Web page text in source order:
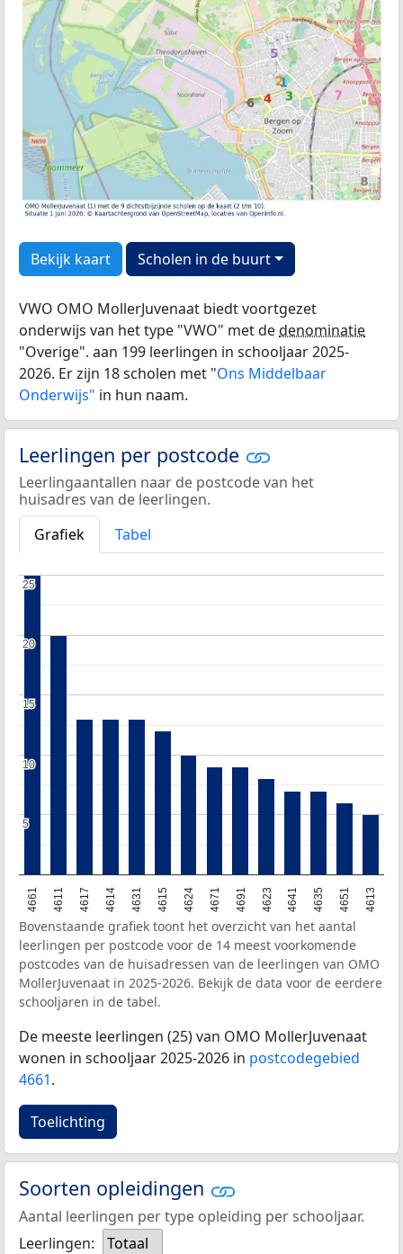
Bekijk kaart Scholen in de buurt
VWO OMO MollerJuvenaat biedt voortgezet
onderwijs van het type "VWO" met dedenominatie
"Overige". aan 199 leerlingen in schooljaar 2025-
2026. Er zijn 18 scholen met "Ons Middelbaar
Onderwijs" in hun naam.
Leerlingen per postcode
Leerlingaantallen naar de postcode van het
huisadres van de leerlingen.
Grafiek
Tabel
4661 4611 4617 4614 4631 4615 4624 4671 4691 4623 4641 4635 4651 4613
5
5
10
10
15
15
20
20
25
25
Bovenstaande grafiek toont het overzicht van het aantal
leerlingen per postcode voor de 14 meest voorkomende
postcodes van de huisadressen van de leerlingen van OMO
MollerJuvenaat in 2025-2026. Bekijk de data voor de eerdere
schooljaren in de tabel.
De meeste leerlingen (25) van OMO MollerJuvenaat
wonen in schooljaar 2025-2026 in postcodegebied
4661.
Toelichting
Soorten opleidingen
Aantal leerlingen per type opleiding per schooljaar.
Leerlingen:
Totaal